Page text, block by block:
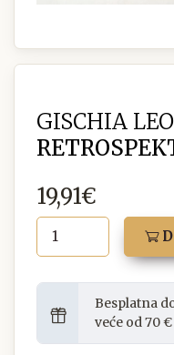
GISCHIA
19,91€
Besplatna
veće od 70 €